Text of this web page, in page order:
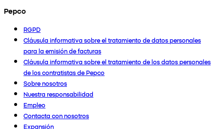
Pepco
RGPD
Cláusula informativa sobre el tratamiento de datos personales
para la emisión de facturas
Cláusula informativa sobre el tratamiento de los datos personales
de los contratistas de Pepco
Sobre nosotros
Nuestra responsabilidad
Empleo
Contacta con nosotros
Expansión